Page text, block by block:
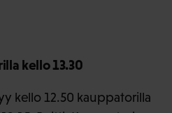
kello 13.30
kello 12.50 kauppatorilla